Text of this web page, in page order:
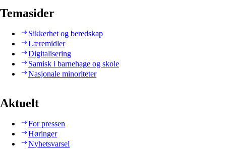
Temasider
Sikkerhet og beredskap
Læremidler
Digitalisering
Samisk i barnehage og skole
Nasjonale minoriteter
Aktuelt
For pressen
Høringer
Nyhetsvarsel